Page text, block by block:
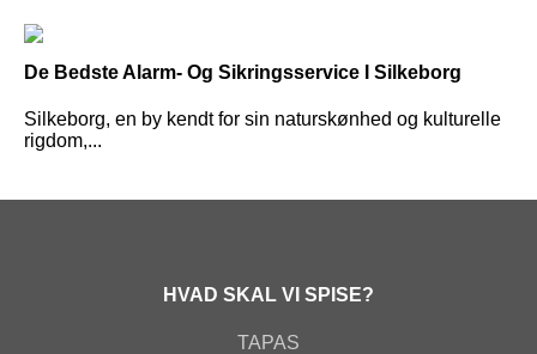
De Bedste Alarm- Og Sikringsservice I Silkeborg
Silkeborg, en by kendt for sin naturskønhed og kulturelle
rigdom,...
HVAD SKAL VI SPISE?
TAPAS